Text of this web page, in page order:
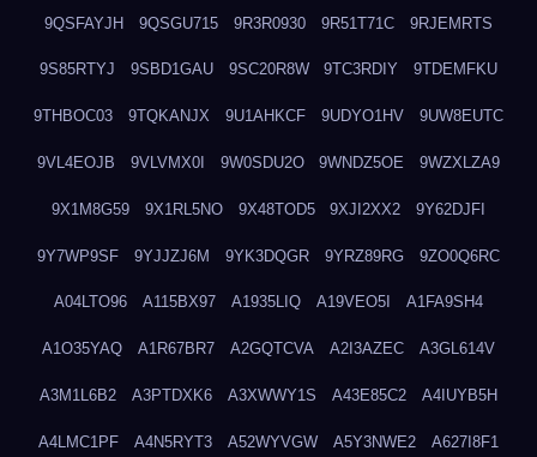
9QSFAYJH 9QSGU715 9R3R0930 9R51T71C 9RJEMRTS
9S85RTYJ 9SBD1GAU 9SC20R8W 9TC3RDIY 9TDEMFKU
9THBOC03 9TQKANJX 9U1AHKCF 9UDYO1HV 9UW8EUTC
9VL4EOJB 9VLVMX0I 9W0SDU2O 9WNDZ5OE 9WZXLZA9
9X1M8G59 9X1RL5NO 9X48TOD5 9XJI2XX2 9Y62DJFI
9Y7WP9SF 9YJJZJ6M 9YK3DQGR 9YRZ89RG 9ZO0Q6RC
A04LTO96 A115BX97 A1935LIQ A19VEO5I A1FA9SH4
A1O35YAQ A1R67BR7 A2GQTCVA A2I3AZEC A3GL614V
A3M1L6B2 A3PTDXK6 A3XWWY1S A43E85C2 A4IUYB5H
A4LMC1PF A4N5RYT3 A52WYVGW A5Y3NWE2 A627I8F1